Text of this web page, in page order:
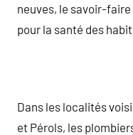
neuves, le savoir-
pour la santé des
Dans les localités
et Pérols, les